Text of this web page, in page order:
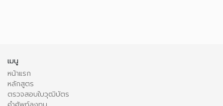
เมนู
หน้าแรก
หลักสูตร
ตรวจสอบใบวุฒิบัตร